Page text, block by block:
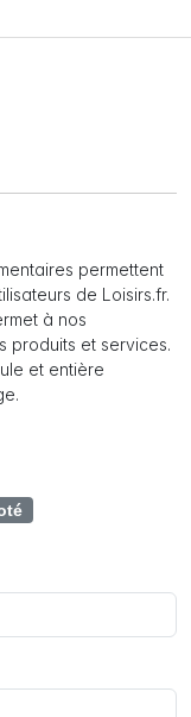
permettent
de Loisirs.fr.
à nos
produits et services.
et entière